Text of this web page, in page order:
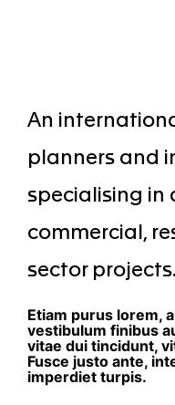
An
planners and
specialising in
commercial,
sector projects.
Etiam purus lorem,
vestibulum finibus
vitae dui tincidunt,
Fusce justo ante,
imperdiet turpis.